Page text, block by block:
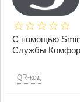
С помощью
Службы
QR-код